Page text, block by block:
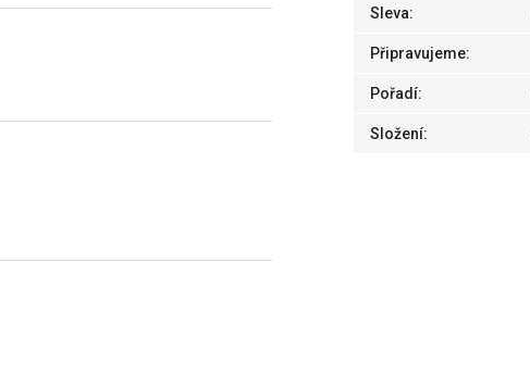
Sleva:
Připravujeme:
Pořadí:
Složení: